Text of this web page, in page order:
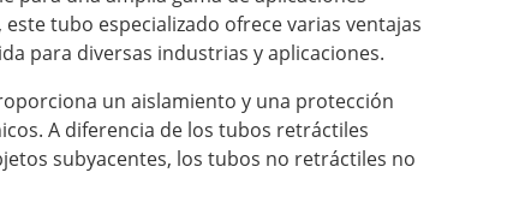
tubo especializado ofrece varias ventajas
para diversas industrias y aplicaciones.
un aislamiento y una protección
A diferencia de los tubos retráctiles
subyacentes, los tubos no retráctiles no